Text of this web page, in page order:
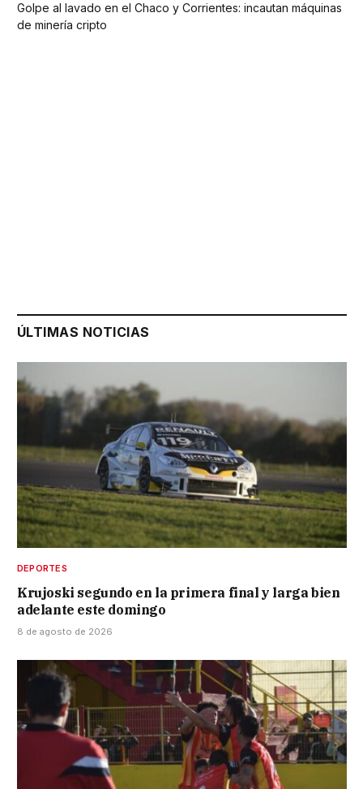
Golpe al lavado en el Chaco y Corrientes: incautan máquinas
de minería cripto
ÚLTIMAS NOTICIAS
DEPORTES
Krujoski segundo en la primera final y larga bien
adelante este domingo
8 de agosto de 2026